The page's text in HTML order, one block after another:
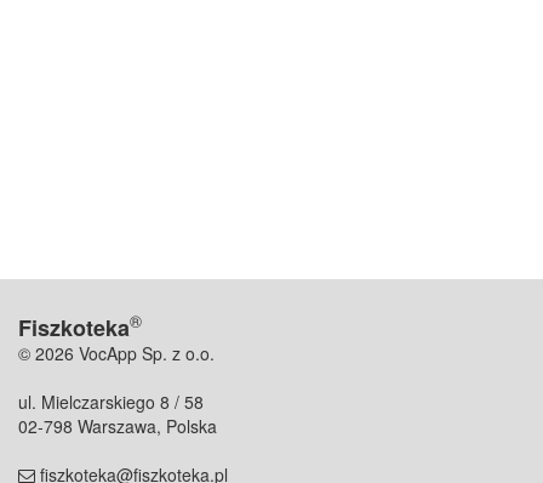
Fiszkoteka®
© 2026 VocApp Sp. z o.o.
ul. Mielczarskiego 8 / 58
02-798 Warszawa, Polska
fiszkoteka@fiszkoteka.pl